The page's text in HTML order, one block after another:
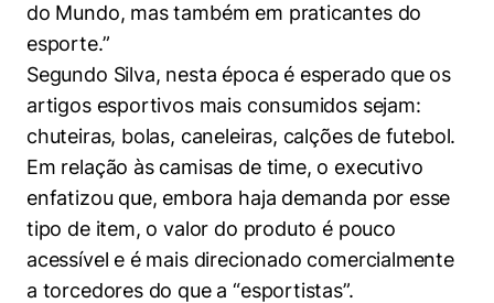
do Mundo, mas também em praticantes do
esporte.”
Segundo Silva, nesta época é esperado que os
artigos esportivos mais consumidos sejam:
chuteiras, bolas, caneleiras, calções de futebol.
Em relação às camisas de time, o executivo
enfatizou que, embora haja demanda por esse
tipo de item, o valor do produto é pouco
acessível e é mais direcionado comercialmente
a torcedores do que a “esportistas”.